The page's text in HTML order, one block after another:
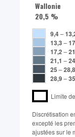
Wallonie
20,5 %
9,4–
13,3 –
17,2 –21
21,1 –
25 –28,8
28,9–
Limite
Discrétisation
excepté les
ajustées sur le